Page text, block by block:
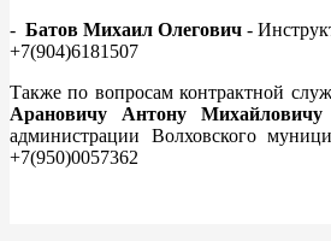
- Батов Михаил Олегович -
+7(904)6181507
Также по вопросам контрактной
Арановичу Антону Михайловичу
администрации Волховского
+7(950)0057362